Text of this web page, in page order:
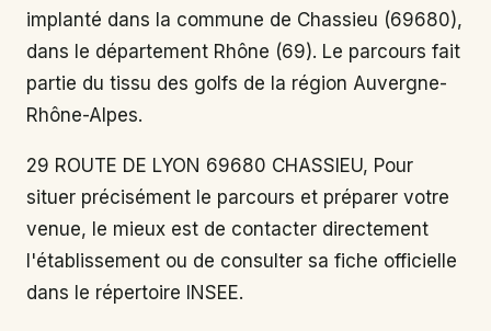
implanté dans la commune de Chassieu (69680),
dans le département Rhône (69). Le parcours fait
partie du tissu des golfs de la région Auvergne-
Rhône-Alpes.
29 ROUTE DE LYON 69680 CHASSIEU, Pour
situer précisément le parcours et préparer votre
venue, le mieux est de contacter directement
l'établissement ou de consulter sa fiche officielle
dans le répertoire INSEE.